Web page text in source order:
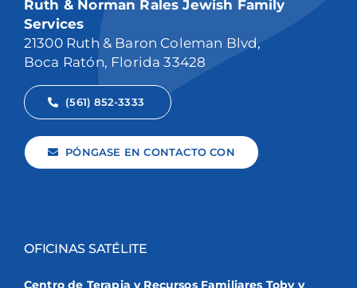
Ruth & Norman Rales Jewish Family
Services
21300 Ruth & Baron Coleman Blvd,
Boca Ratón, Florida 33428
(561) 852-3333
PÓNGASE EN CONTACTO CON
OFICINAS SATÉLITE
Centro de Terapia y Recursos Familiares Toby y